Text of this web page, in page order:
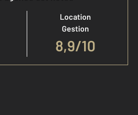
Location
Gestion
8,9/10